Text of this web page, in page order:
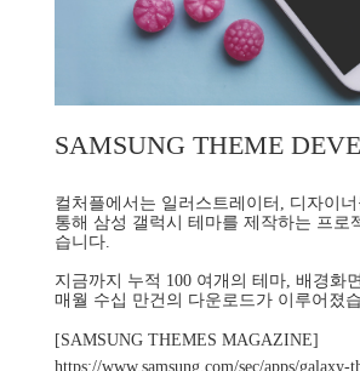
SAMSUNG THEME
컬처플에서는 일러스트레이터, 디자이
통해 삼성 갤럭시 테마를 제작하는 프로
습니다.
지금까지 누적 100 여개의 테마, 배경화
매월 수십 만건의 다운로드가 이루어졌
[SAMSUNG THEMES MAGAZINE]
https://www.samsung.com/sec/apps/galaxy-